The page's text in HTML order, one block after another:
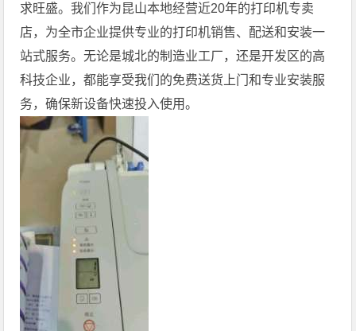
求旺盛。我们作为昆山本地经营近20年的打印机专卖
店，为全市企业提供专业的打印机销售、配送和安装一
站式服务。无论是城北的制造业工厂，还是开发区的高
科技企业，都能享受我们的免费送货上门和专业安装服
务，确保新设备快速投入使用。